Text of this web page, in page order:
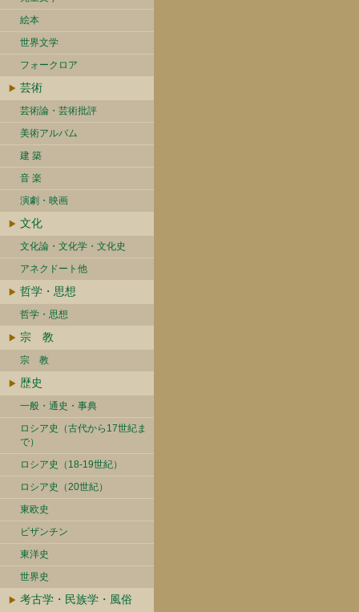
絵本
世界文学
フォークロア
芸術
芸術論・芸術批評
美術アルバム
建 築
音 楽
演劇・映画
文化
文化論・文化学・文化史
アネクドート他
哲学・思想
哲学・思想
宗 教
宗 教
歴史
一般・通史・事典
ロシア史（古代から17世紀ま
で）
ロシア史（18-19世紀）
ロシア史（20世紀）
東欧史
ビザンチン
東洋史
世界史
考古学・民族学・風俗